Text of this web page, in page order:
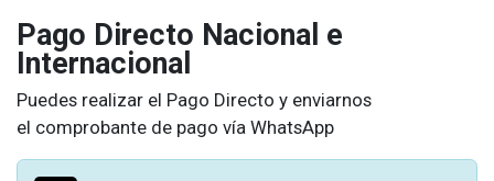
Pago Directo Nacional e
Internacional
Puedes realizar el Pago Directo y enviarnos
el comprobante de pago vía WhatsApp